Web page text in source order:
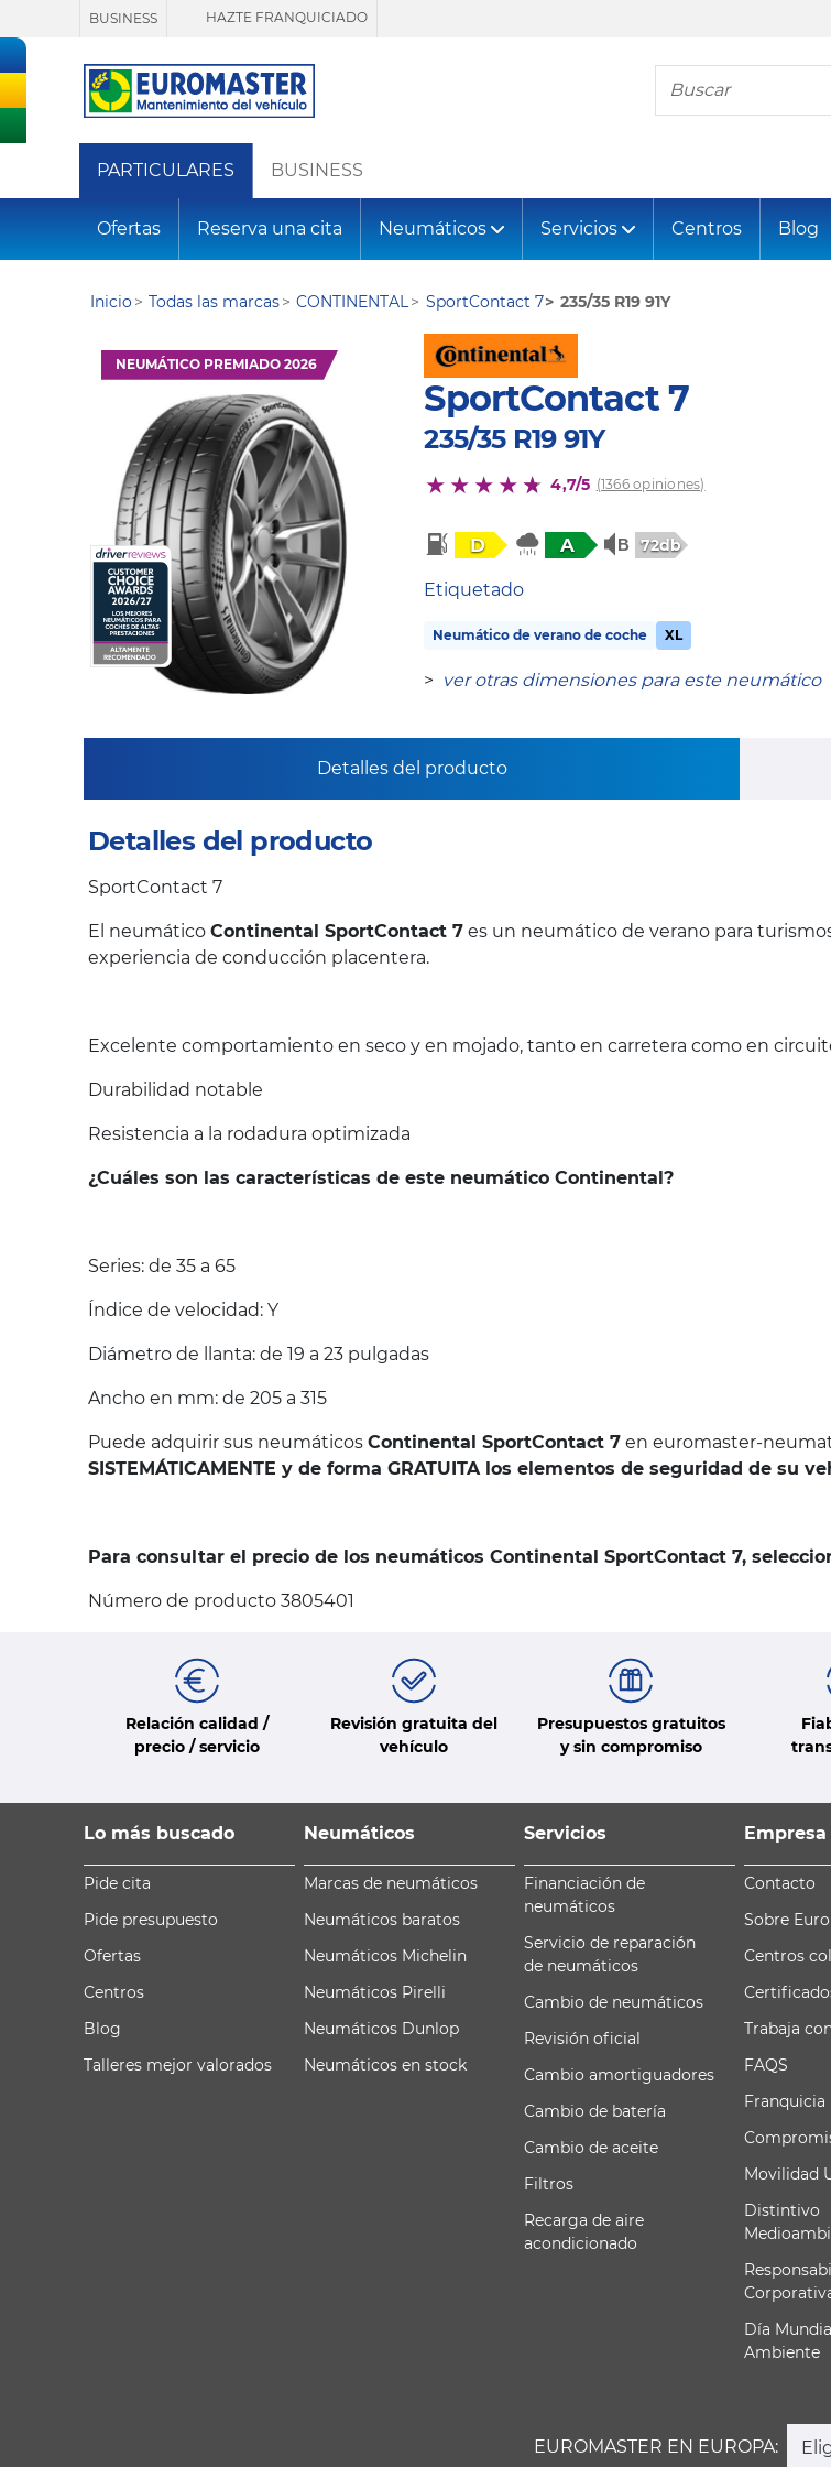
BUSINESS HAZTE FRANQUICIADO
Busca tu neumático
PARTICULARES BUSINESS
Ofertas Reserva una cita Neumáticos Servicios Centros Blog
Inicio Todas las marcas CONTINENTAL SportContact 7 235/35 R19 91Y
NEUMÁTICO PREMIADO 2026
SportContact 7
235/35 R19 91Y
4,7/5 (1366 opiniones)
D A 72db
Etiquetado
Neumático de verano de coche XL
> ver otras dimensiones para este neumático
Detalles del producto
Detalles del producto
SportContact 7
El neumático Continental SportContact 7 es un neumático de verano para
experiencia de conducción placentera.
Excelente comportamiento en seco y en mojado, tanto en carretera como en
Durabilidad notable
Resistencia a la rodadura optimizada
¿Cuáles son las características de este neumático Continental?
Series: de 35 a 65
Índice de velocidad: Y
Diámetro de llanta: de 19 a 23 pulgadas
Ancho en mm: de 205 a 315
Puede adquirir sus neumáticos Continental SportContact 7 en euromaster-
SISTEMÁTICAMENTE y de forma GRATUITA los elementos de seguridad de su
Para consultar el precio de los neumáticos Continental SportContact 7,
Número de producto 3805401
Relación calidad /
precio / servicio
Revisión gratuita del
vehículo
Presupuestos gratuitos
y sin compromiso
Lo más buscado
Pide cita
Pide presupuesto
Ofertas
Centros
Blog
Talleres mejor valorados
Neumáticos
Marcas de neumáticos
Neumáticos baratos
Neumáticos Michelin
Neumáticos Pirelli
Neumáticos Dunlop
Neumáticos en stock
Servicios
Financiación de
neumáticos
Servicio de reparación
de neumáticos
Cambio de neumáticos
Revisión oficial
Cambio amortiguadores
Cambio de batería
Cambio de aceite
Filtros
Recarga de aire
acondicionado
Empresa
Contacto
Sobre
Centros
Trabaja
FAQS
Franquicia
Movilidad
Distintivo
Día
Ambiente
EUROMASTER EN EUROPA: